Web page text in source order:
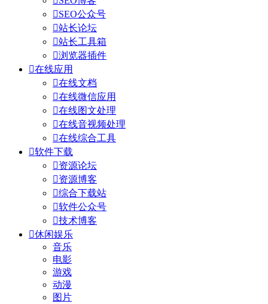
SEO公众号
站长论坛
站长工具箱
浏览器插件
在线应用
在线文档
在线微信应用
在线图文处理
在线音视频处理
在线综合工具
软件下载
资源论坛
资源博客
综合下载站
软件公众号
技术博客
休闲娱乐
音乐
电影
游戏
动漫
图片